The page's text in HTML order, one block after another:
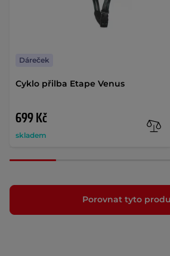
Cyklo přilba Etape Venus
699 Kč
skladem
Dáreček
Porovnat tyto